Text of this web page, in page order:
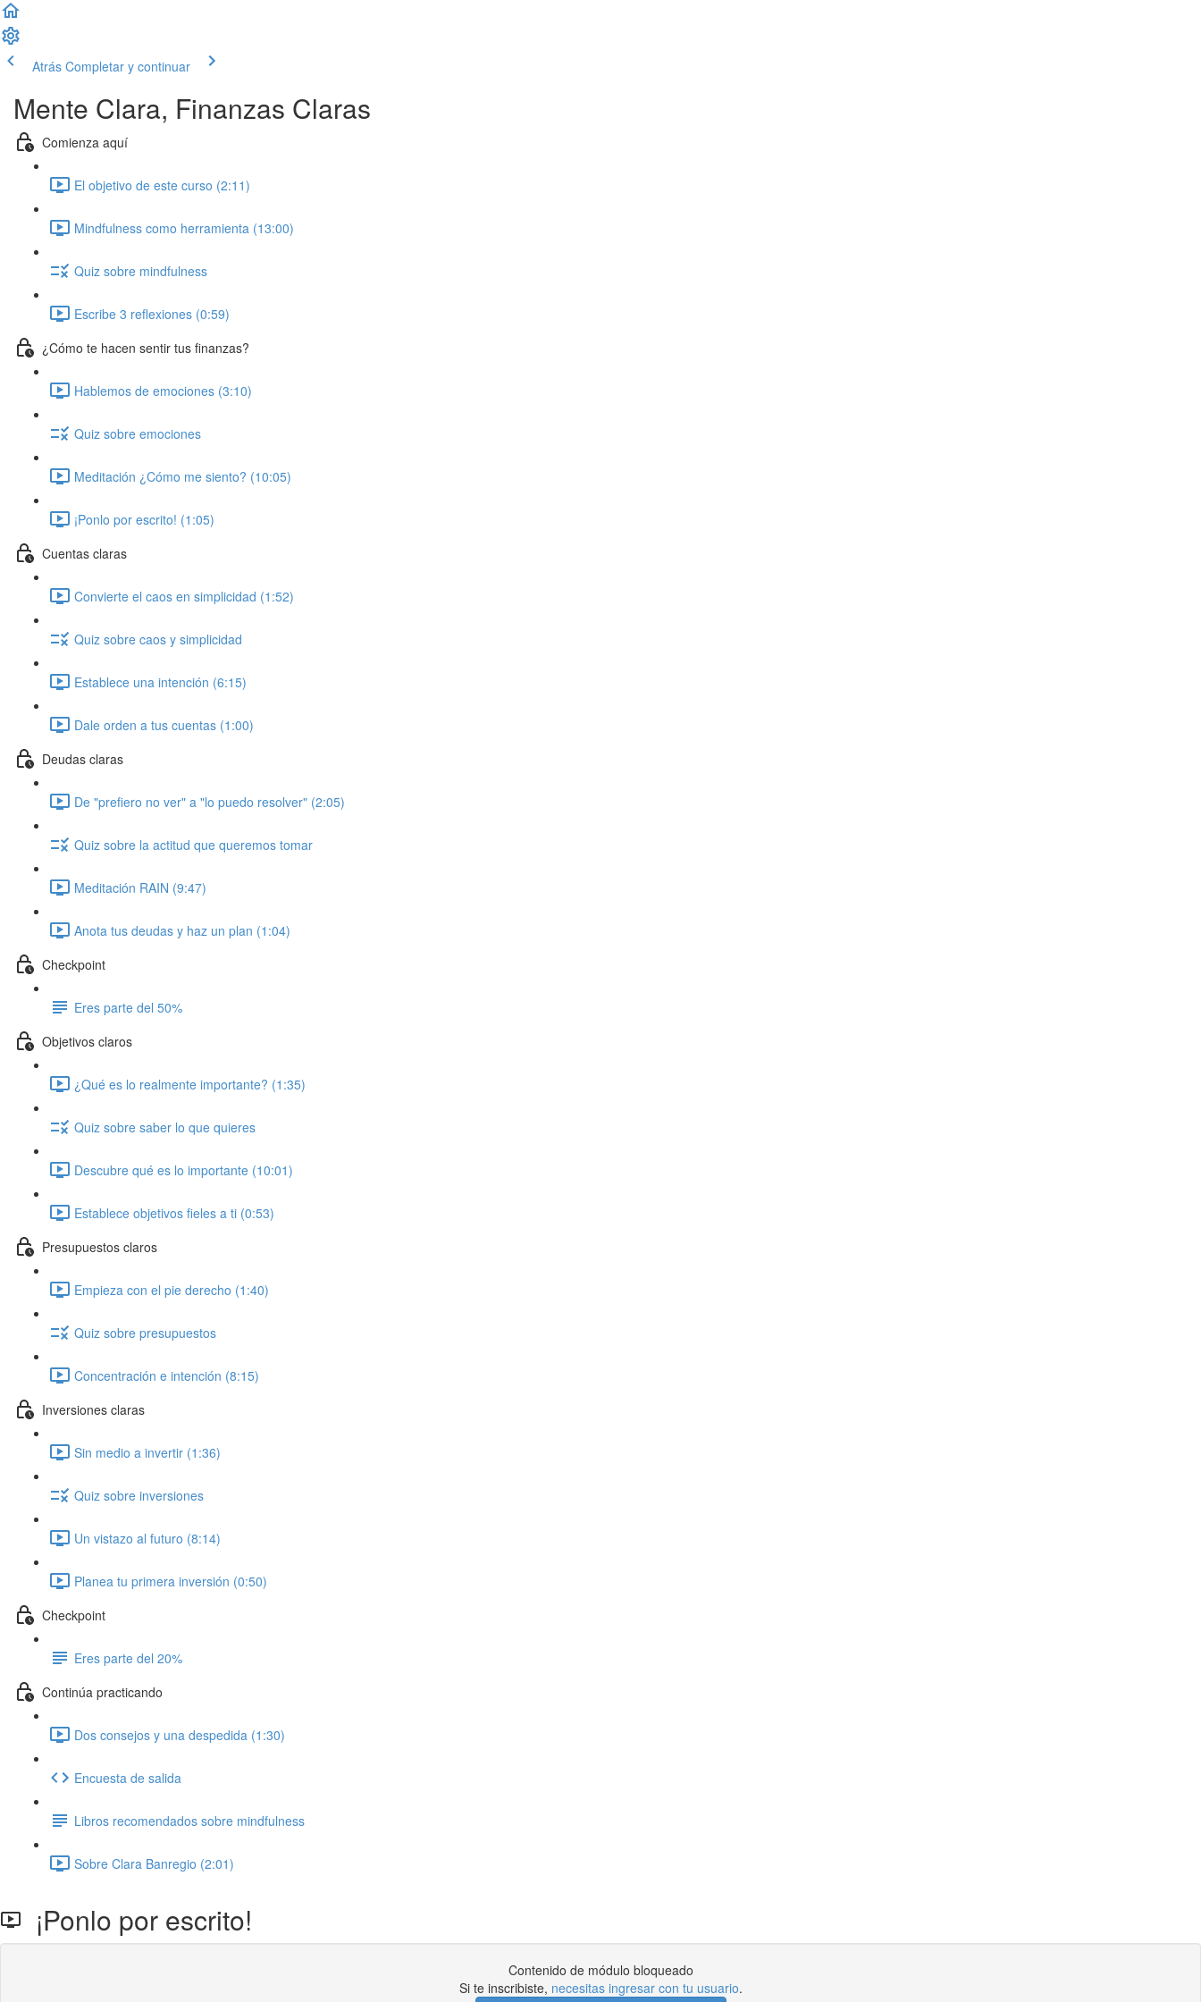
Atrás Completar y continuar
Mente Clara, Finanzas Claras
Comienza aquí
El objetivo de este curso (2:11)
Mindfulness como herramienta (13:00)
Quiz sobre mindfulness
Escribe 3 reflexiones (0:59)
¿Cómo te hacen sentir tus finanzas?
Hablemos de emociones (3:10)
Quiz sobre emociones
Meditación ¿Cómo me siento? (10:05)
¡Ponlo por escrito! (1:05)
Cuentas claras
Convierte el caos en simplicidad (1:52)
Quiz sobre caos y simplicidad
Establece una intención (6:15)
Dale orden a tus cuentas (1:00)
Deudas claras
De "prefiero no ver" a "lo puedo resolver" (2:05)
Quiz sobre la actitud que queremos tomar
Meditación RAIN (9:47)
Anota tus deudas y haz un plan (1:04)
Checkpoint
Eres parte del 50%
Objetivos claros
¿Qué es lo realmente importante? (1:35)
Quiz sobre saber lo que quieres
Descubre qué es lo importante (10:01)
Establece objetivos fieles a ti (0:53)
Presupuestos claros
Empieza con el pie derecho (1:40)
Quiz sobre presupuestos
Concentración e intención (8:15)
Inversiones claras
Sin medio a invertir (1:36)
Quiz sobre inversiones
Un vistazo al futuro (8:14)
Planea tu primera inversión (0:50)
Checkpoint
Eres parte del 20%
Continúa practicando
Dos consejos y una despedida (1:30)
Encuesta de salida
Libros recomendados sobre mindfulness
Sobre Clara Banregio (2:01)
¡Ponlo por escrito!
Contenido de módulo bloqueado
Si te inscribiste, necesitas ingresar con tu usuario.